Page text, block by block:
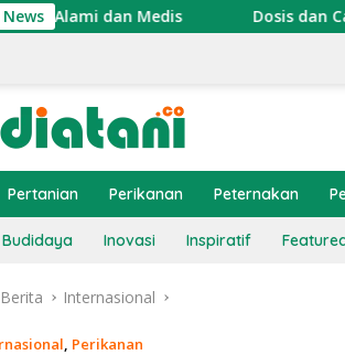
Dosis dan Cara Pemupukan
Pertanian Perikanan Peternakan
Inovasi Inspiratif
Berita Internasional
, Perikanan